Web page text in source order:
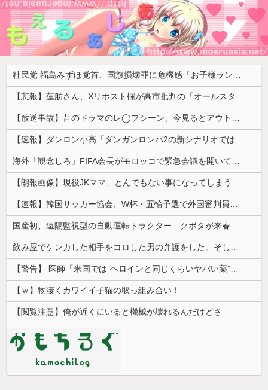
社民党 福島みずほ党首、国旗損壊罪に危機感「お子様ランチの日の丸は折っても破っても処罰されない、 どうでしょう。本当にそうなのか」
【悲報】蓮舫さん、Xリポスト欄が高市批判の「オールスター状態」で埋め尽くされているとネットで話題に → ………
【放送事故】昔のドラマのレ◯プシーン、今見るとアウトすぎる・・・
【速報】ダンロン小高「ダンガンロンパ2の新シナリオでは、人気キャラも殺していきますw」
海外「観念しろ」FIFA会長がモロッコで緊急会議を開いて海外大騒ぎ！（海外の反応）
【朗報画像】現役JKママ、とんでもない事になってしまうｗｗｗｗｗｗｗｗｗｗｗｗ 【Pickup07091604】
【速報】韓国サッカー協会、W杯・五輪予選で外国審判員や監督官を性接待！！！！
国産初、遠隔監視型の自動運転トラクター…クボタが来春に発売！
飲み屋でケンカした相手をコロした男の弁護をした。そして数年後、因果応報を思わせる出来事が…
【警告】 医師「米国では”ヘロインと同じくらいヤバい薬”が日本では平気で処方されてる」
【ｗ】物凄くカワイイ子猫の取っ組み合い！
【閲覧注意】俺が近くにいると機械が壊れるんだけどさ